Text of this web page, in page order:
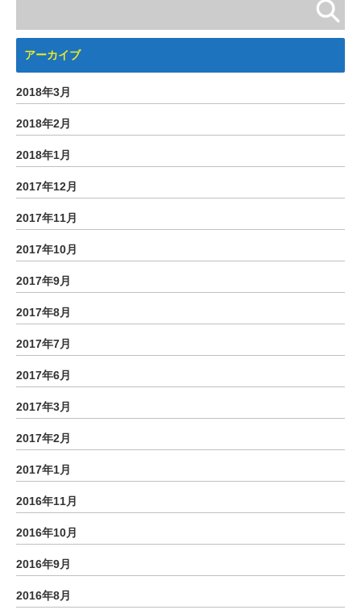
アーカイブ
2018年3月
2018年2月
2018年1月
2017年12月
2017年11月
2017年10月
2017年9月
2017年8月
2017年7月
2017年6月
2017年3月
2017年2月
2017年1月
2016年11月
2016年10月
2016年9月
2016年8月